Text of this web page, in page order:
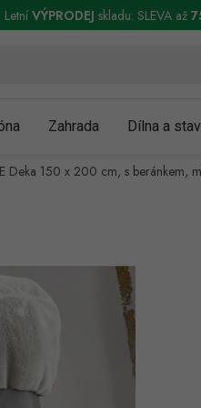
Podmínky ochrany
LetníVÝPRODEJ skladu: SLEVA až
Zahrada Dílna a
Deka 150 x 200 cm, s beránkem,